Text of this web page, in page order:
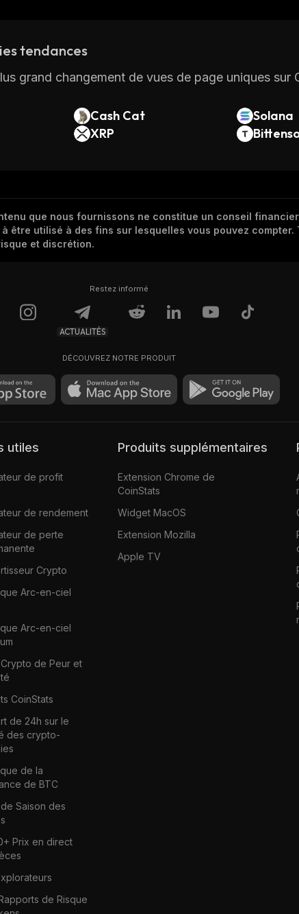
tendances
grand changement de vues de page uniques sur
Cash Cat Solana
XRP
que nous fournissons ne constitue un conseil
être utilisé à des fins sur lesquelles vous pouvez
et discrétion.
Restez informé
ACTUALITÉS
DÉCOUVREZ NOTRE PRODUIT
utiles
de profit
de rendement
de perte
Crypto
Arc-en-ciel
Arc-en-ciel
de Peur et
CoinStats
de 24h sur le
des crypto-
de la
de BTC
Saison des
Prix en direct
de Risque
Produits supplémentaires
Extension Chrome de
CoinStats
Widget MacOS
Extension Mozilla
Apple TV